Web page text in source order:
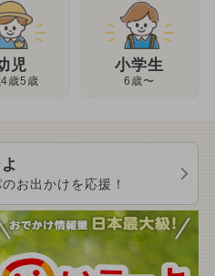
児
歳5歳
小学生
6歳〜
お出かけを応援！